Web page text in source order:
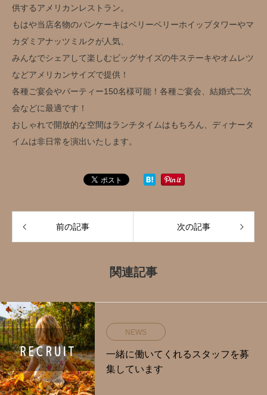
供するアメリカンレストラン。
もはや当店名物のパンケーキはベリーベリーホイップタワーやマ
カダミアナッツミルクが人気、
みんなでシェアして楽しむビッグサイズの牛ステーキやオムレツ
などアメリカンサイズで提供！
各種ご宴会やパーティー150名様可能！各種ご宴会、結婚式二次
会などに最適です！
おしゃれで開放的な空間はランチタイムはもちろん、ディナータ
イムは非日常を演出いたします。
前の記事 次の記事
関連記事
NEWS
一緒に働いてくれるスタッフを募
集しています